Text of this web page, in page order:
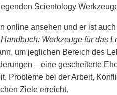
Scientology
online ansehen und er ist
Werkzeuge für das
um jeglichen Bereich des
– eine gescheiterte
Probleme bei der Arbeit,
Ziele erreicht.